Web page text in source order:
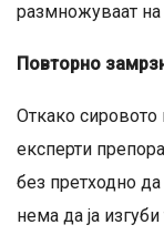
размножуваат на
Повторно
Откако
експерти
без претходно
нема да ја изгуби